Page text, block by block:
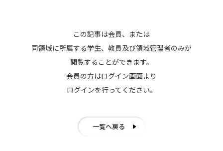
この記事は会員、または
同領域に所属する学生、教員及び領域管理者のみが
閲覧することができます。
会員の方はログイン画面より
ログインを行ってください。
一覧へ戻る